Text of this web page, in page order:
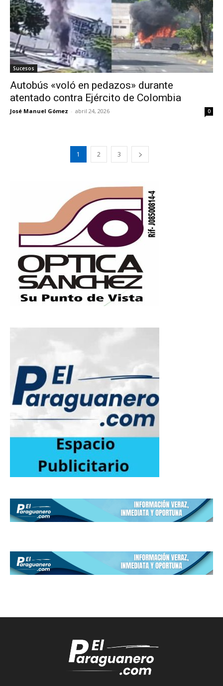
Sucesos
Autobús «voló en pedazos» durante
atentado contra Ejército de Colombia
José Manuel Gómez - abril 24, 2026 0
1 2 3